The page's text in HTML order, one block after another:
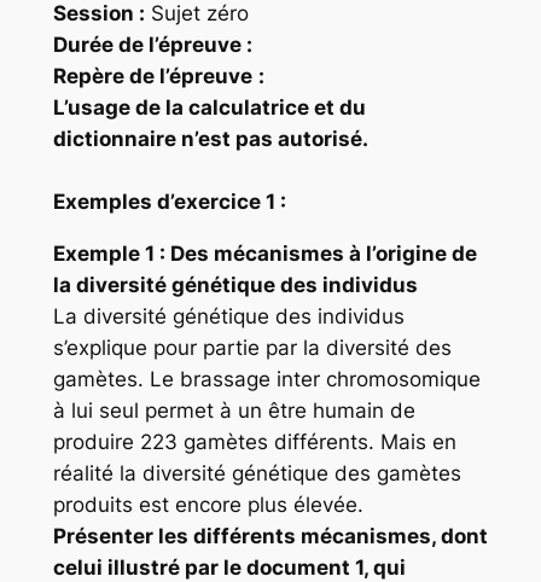
Session : Sujet zéro
Durée de l’épreuve :
Repère de l’épreuve :
L’usage de la calculatrice et du
dictionnaire n’est pas autorisé.
Exemples d’exercice 1 :
Exemple 1 : Des mécanismes à l’origine de
la diversité génétique des individus
La diversité génétique des individus
s’explique pour partie par la diversité des
gamètes. Le brassage inter chromosomique
à lui seul permet à un être humain de
produire 223 gamètes différents. Mais en
réalité la diversité génétique des gamètes
produits est encore plus élevée.
Présenter les différents mécanismes, dont
celui illustré par le document 1, qui